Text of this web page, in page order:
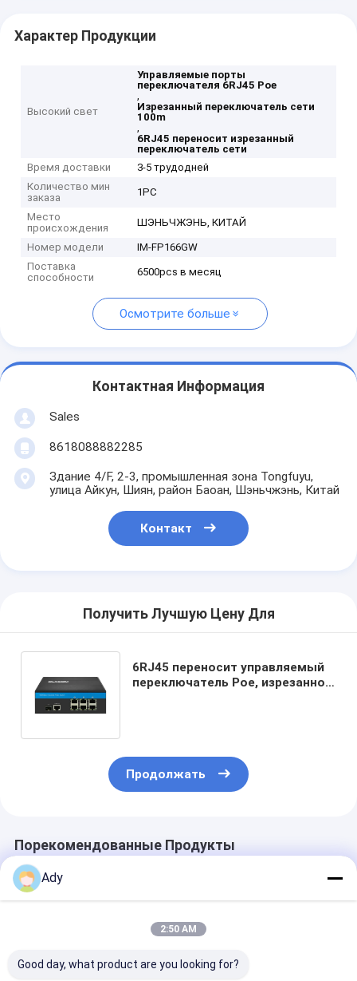
Характер Продукции
Высокий свет
Управляемые порты
переключателя 6RJ45 Poe
,
Изрезанный переключатель сети
100m
,
6RJ45 переносит изрезанный
переключатель сети
Время доставки
3-5 трудодней
Количество мин
заказа
1PC
Место
происхождения
ШЭНЬЧЖЭНЬ, КИТАЙ
Номер модели
IM-FP166GW
Поставка
способности
6500pcs в месяц
Осмотрите больше
Контактная Информация
Sales
8618088882285
Здание 4/F, 2-3, промышленная зона Tongfuyu,
улица Айкун, Шиян, район Баоан, Шэньчжэнь, Китай
Контакт
Получить Лучшую Цену Для
6RJ45 переносит управляемый
переключатель Poe, изрезанное
Продолжать
Порекомендованные Продукты
Ady
2:50 AM
Good day, what product are you looking for?